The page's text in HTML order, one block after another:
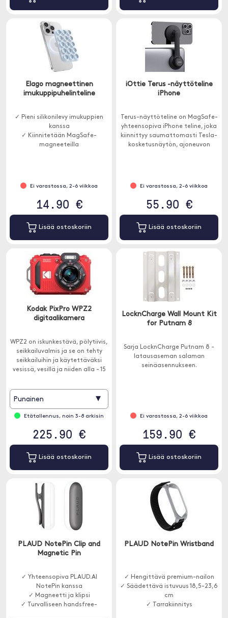
Elago magneettinen
imukuppipuhelinteline
✓ Pieni silikonilevy imukuppien
kanssa
✓ Kiinnitetään MagSafe-
magneeteilla
Ei varastossa, 2-6 viikkoa
14.90 €
Lisää ostoskoriin
iOttie Terus -näyttöteline
iPhone
Terus-näyttöteline on MagSafe-
yhteensopiva iPhone teline, joka
kiinnittyy saumattomasti Tesla-
kosketusnäytön, ajoneuvon
Ei varastossa, 2-6 viikkoa
55.90 €
Lisää ostoskoriin
Kodak PixPro WPZ2
digitaalikamera
WPZ2 on iskunkestävä, pölytiivis,
seikkailuvalmis ja se on tehty
seikkailuihin ja käytettäväksi
vesissä, vesillä ja niiden alla - 15
Punainen ▾
Etätallennus, noin 3-8 arkisin
225.90 €
Lisää ostoskoriin
LocknCharge Wall Mount Kit
for Putnam 8
Sarja LocknCharge Putnam 8 -
latausaseman salaman
seinäasennukseen.
Ei varastossa, 2-6 viikkoa
159.90 €
Lisää ostoskoriin
PLAUD NotePin Clip and
Magnetic Pin
✓ Yhteensopiva PLAUD.AI
NotePin kanssa
✓ Magneetti ja klipsi
✓ Turvalliseen handsfree-
PLAUD NotePin Wristband
✓ Hengittävä premium-nailon
✓ Säädettävä istuvuus 18,5-23,6
cm
✓ Tarrakiinnitys